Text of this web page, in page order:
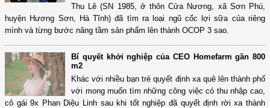
Thu Lê (SN 1985, ở thôn Cửa Nương, xã Sơn Phú,
huyện Hương Sơn, Hà Tĩnh) đã tìm ra loại ngũ cốc lợi sữa của riêng
mình và từng bước nâng tầm sản phẩm lên thành OCOP 3 sao.
Bí quyết khởi nghiệp của CEO Homefarm gần 800
m2
Khác với nhiều bạn trẻ quyết định xa quê lên thành phố
với mong muốn tìm những công việc có thu nhập cao,
cô gái 9x Phan Diệu Linh sau khi tốt nghiệp đã quyết định rời xa thành